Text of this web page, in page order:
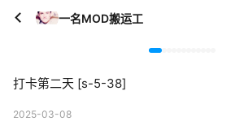
一名MOD搬运工
打卡第二天 [s-5-38]
2025-03-08